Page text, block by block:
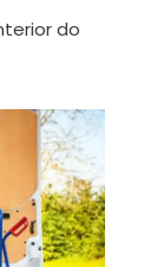
do